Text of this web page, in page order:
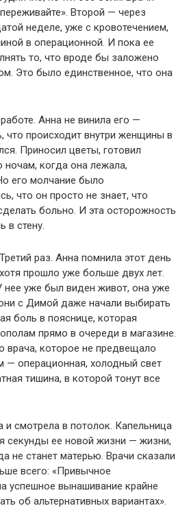
Второй — через
неделе, уже с кровотечением,
в операционной. И пока ее
то, что вроде бы заложено
Это было единственное, что она
Анна не винила его —
что происходит внутри женщины в
Приносил цветы, готовил
когда она лежала,
его молчание было
что он просто не знает, что
больно. И эта осторожность
в стену.
раз. Анна помнила этот день
прошло уже больше двух лет.
нее уже был виден живот, она уже
с Димой даже начали выбирать
боль в пояснице, которая
прямо в очереди в магазине.
врача, которое не предвещало
— операционная, холодный свет
тишина, в которой тонут все
и смотрела в потолок. Капельница
секунды ее новой жизни — жизни,
не станет матерью. Врачи сказали
всего: «Привычное
успешное вынашивание крайне
об альтернативных вариантах».